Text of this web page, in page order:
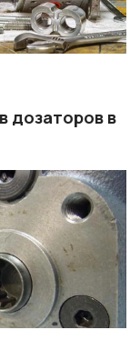
дозаторов в